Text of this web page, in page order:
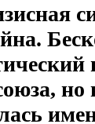
но